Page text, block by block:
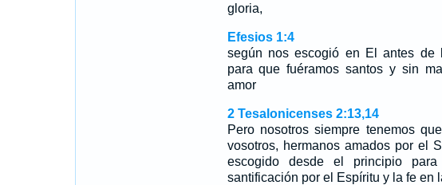
gloria,
Efesios 1:4
según nos escogió en El antes de
para que fuéramos santos y sin
amor
2 Tesalonicenses 2:13,14
Pero nosotros siempre tenemos
vosotros, hermanos amados por el
escogido desde el principio
santificación por el Espíritu y la fe en